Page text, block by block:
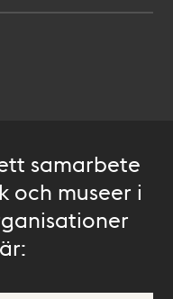
samarbete
och museer i